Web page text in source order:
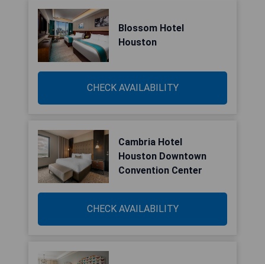
Blossom Hotel
Houston
CHECK AVAILABILITY
Cambria Hotel
Houston Downtown
Convention Center
CHECK AVAILABILITY